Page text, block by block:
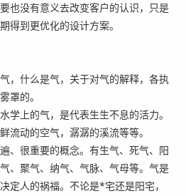
也没有意义去改变客户的认识，只是
得到更优化的设计方案。
，什么是气，关于对气的解释，各执
罩的。
学上的气，是代表生生不息的活力。
流动的空气，潺潺的溪流等等。
、很重要的概念。有生气、死气、阳
、聚气、纳气、气脉、气母等。气是
定人的祸福。不论是*宅还是阳宅，